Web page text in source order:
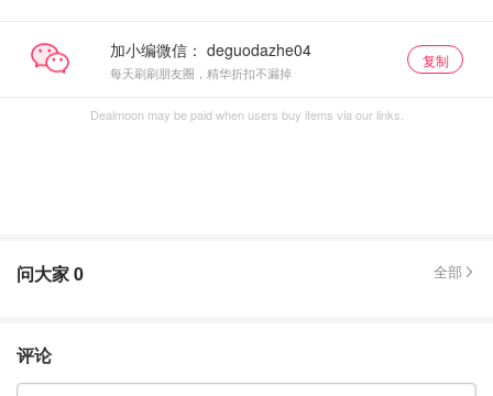
加小编微信：
每天刷刷朋友圈，精华折扣不漏掉
复制
Dealmoon may be paid when users buy items via our links.
问大家0 全部
评论